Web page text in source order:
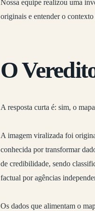
Nossa equipe realizou uma
originais e entender o
O
A resposta curta é: sim, o
A imagem viralizada foi
conhecida por transformar
de credibilidade, sendo
factual por agências
Os dados que alimentam o